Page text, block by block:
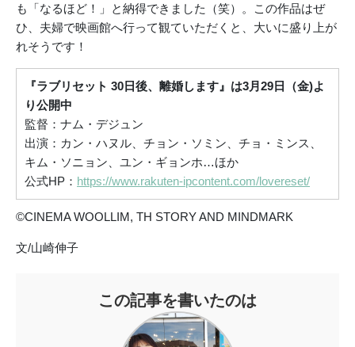
も「なるほど！」と納得できました（笑）。この作品はぜ
ひ、夫婦で映画館へ行って観ていただくと、大いに盛り上が
れそうです！
『ラブリセット 30日後、離婚します』は3月29日（金)よ
り公開中
監督：ナム・デジュン
出演：カン・ハヌル、チョン・ソミン、チョ・ミンス、
キム・ソニョン、ユン・ギョンホ…ほか
公式HP： https://www.rakuten-ipcontent.com/lovereset/
©CINEMA WOOLLIM, TH STORY AND MINDMARK
文/山崎伸子
この記事を書いたのは